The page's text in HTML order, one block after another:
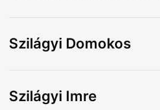
Szilágyi Domokos
Szilágyi Imre